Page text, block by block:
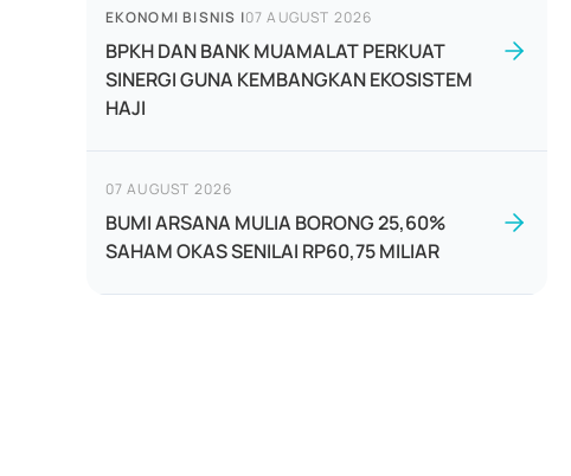
EKONOMI BISNIS |07 AUGUST 2026
BPKH DAN BANK MUAMALAT PERKUAT
SINERGI GUNA KEMBANGKAN EKOSISTEM
HAJI
07 AUGUST 2026
BUMI ARSANA MULIA BORONG 25,60%
SAHAM OKAS SENILAI RP60,75 MILIAR